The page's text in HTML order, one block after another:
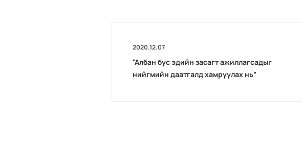
2020.12.07
“Албан бус эдийн засагт ажиллагсадыг
нийгмийн даатгалд хамруулах нь”